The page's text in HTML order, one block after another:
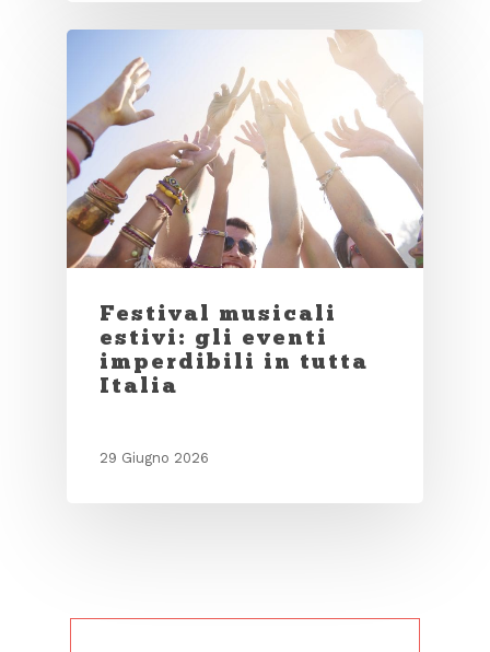
Festival musicali
estivi: gli eventi
imperdibili in tutta
Italia
29 Giugno 2026